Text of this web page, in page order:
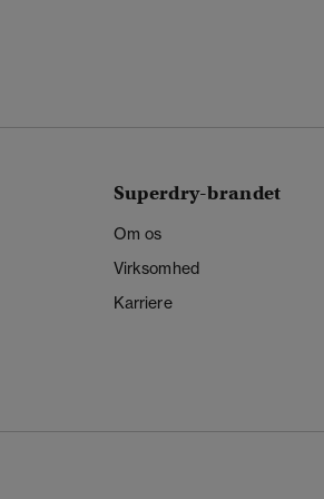
Superdry-brandet
Om os
Virksomhed
Karriere